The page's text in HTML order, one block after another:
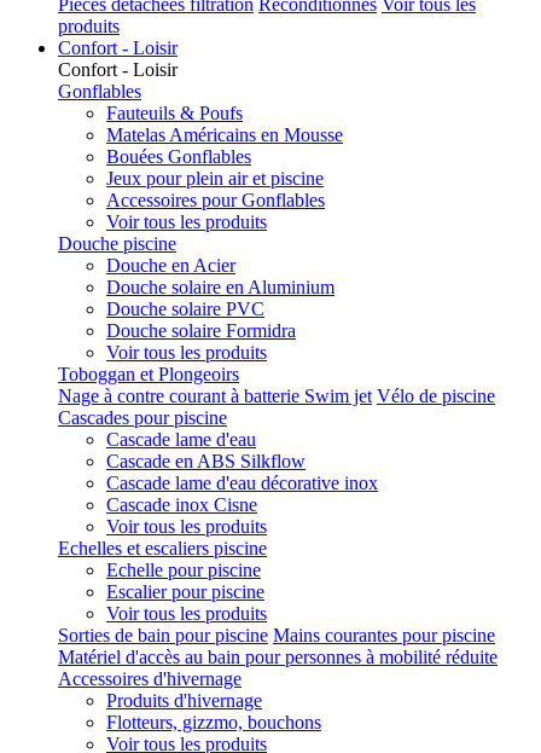
Pièces détachées filtration Reconditionnés Voir tous les
produits
Confort - Loisir
Confort - Loisir
Gonflables
Fauteuils & Poufs
Matelas Américains en Mousse
Bouées Gonflables
Jeux pour plein air et piscine
Accessoires pour Gonflables
Voir tous les produits
Douche piscine
Douche en Acier
Douche solaire en Aluminium
Douche solaire PVC
Douche solaire Formidra
Voir tous les produits
Toboggan et Plongeoirs
Nage à contre courant à batterie Swim jet Vélo de piscine
Cascades pour piscine
Cascade lame d'eau
Cascade en ABS Silkflow
Cascade lame d'eau décorative inox
Cascade inox Cisne
Voir tous les produits
Echelles et escaliers piscine
Echelle pour piscine
Escalier pour piscine
Voir tous les produits
Sorties de bain pour piscine Mains courantes pour piscine
Matériel d'accès au bain pour personnes à mobilité réduite
Accessoires d'hivernage
Produits d'hivernage
Flotteurs, gizzmo, bouchons
Voir tous les produits